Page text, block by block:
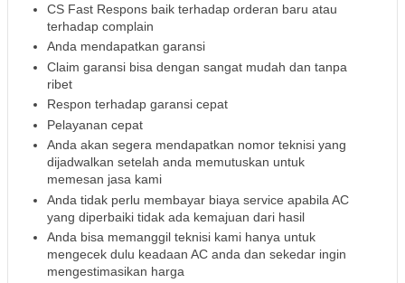
CS Fast Respons baik terhadap orderan baru atau
terhadap complain
Anda mendapatkan garansi
Claim garansi bisa dengan sangat mudah dan tanpa
ribet
Respon terhadap garansi cepat
Pelayanan cepat
Anda akan segera mendapatkan nomor teknisi yang
dijadwalkan setelah anda memutuskan untuk
memesan jasa kami
Anda tidak perlu membayar biaya service apabila AC
yang diperbaiki tidak ada kemajuan dari hasil
Anda bisa memanggil teknisi kami hanya untuk
mengecek dulu keadaan AC anda dan sekedar ingin
mengestimasikan harga